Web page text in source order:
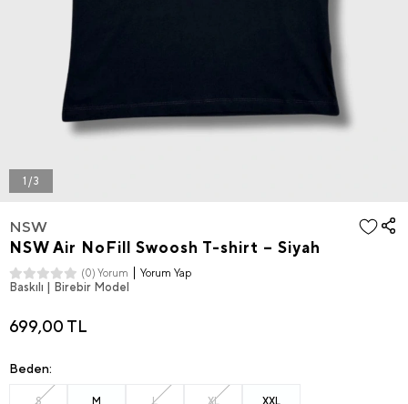
1 / 3
NSW
NSW Air NoFill Swoosh T-shirt – Siyah
(0) Yorum Yorum Yap
Baskılı | Birebir Model
699,00 TL
Beden:
S M L XL XXL